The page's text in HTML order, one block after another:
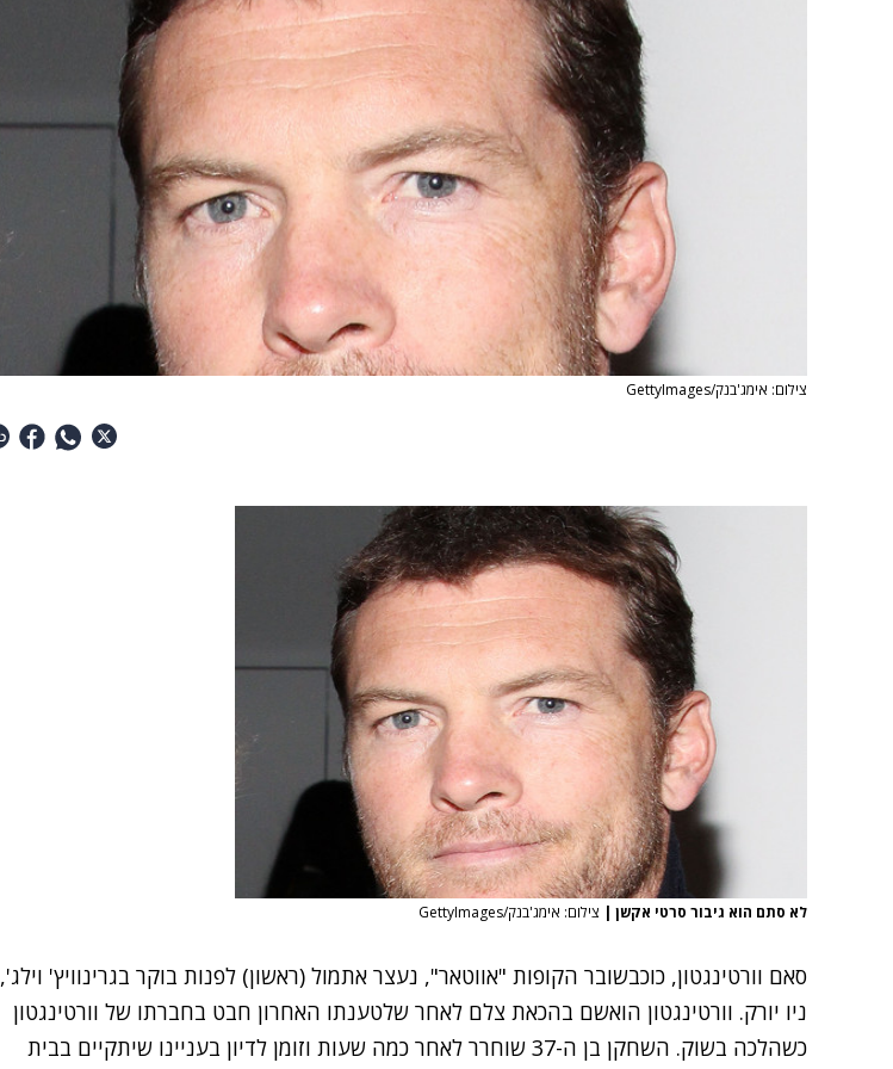
צילום: אימג'בנק/GettyImages
לא סתם הוא גיבור סרטי אקשן | צילום: אימג'בנק/GettyImages
סאם וורטינגטון, כוכבשובר הקופות "אווטאר", נעצר אתמול (ראשון) לפנות בוקר בגרינוויץ' וילג',
ניו יורק. וורטינגטון הואשם בהכאת צלם לאחר שלטענתו האחרון חבט בחברתו של וורטינגטון
כשהלכה בשוק. השחקן בן ה-37 שוחרר לאחר כמה שעות וזומן לדיון בעניינו שיתקיים בבית